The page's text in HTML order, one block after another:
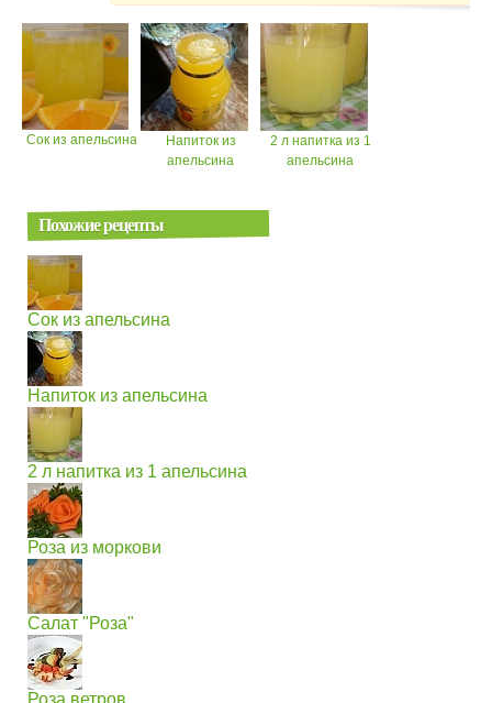
Сок из апельсина
Напиток из
апельсина
2 л напитка из 1
апельсина
Похожие рецепты
Сок из апельсина
Напиток из апельсина
2 л напитка из 1 апельсина
Роза из моркови
Салат "Роза"
Роза ветров